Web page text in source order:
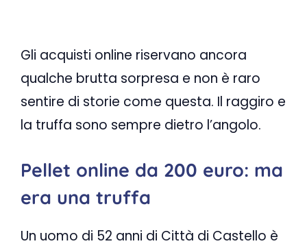
Gli acquisti online riservano ancora
qualche brutta sorpresa e non è raro
sentire di storie come questa. Il raggiro e
la truffa sono sempre dietro l’angolo.
Pellet online da 200 euro: ma
era una truffa
Un uomo di 52 anni di Città di Castello è